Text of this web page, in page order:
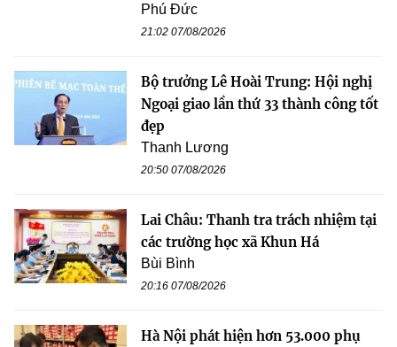
Phú Đức
21:02 07/08/2026
Bộ trưởng Lê Hoài Trung: Hội nghị
Ngoại giao lần thứ 33 thành công tốt
đẹp
Thanh Lương
20:50 07/08/2026
Lai Châu: Thanh tra trách nhiệm tại
các trường học xã Khun Há
Bùi Bình
20:16 07/08/2026
Hà Nội phát hiện hơn 53.000 phụ